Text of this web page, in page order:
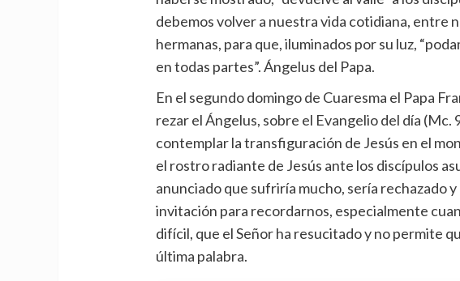
debemos volver a nuestra vida cotidiana, entre
hermanas, para que, iluminados por su luz,
en todas partes”. Ángelus del Papa.
En el segundo domingo de Cuaresma el Papa
rezar el Ángelus, sobre el Evangelio del día (Mc.
contemplar la transfiguración de Jesús en el
el rostro radiante de Jesús ante los discípulos
anunciado que sufriría mucho, sería rechazado
invitación para recordarnos, especialmente
difícil, que el Señor ha resucitado y no permite
última palabra.